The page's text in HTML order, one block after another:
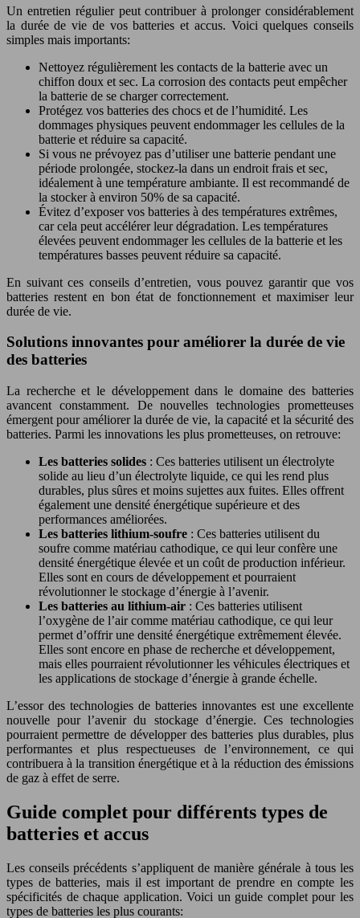
Un entretien régulier peut contribuer à prolonger considérablement
la durée de vie de vos batteries et accus. Voici quelques conseils
simples mais importants:
Nettoyez régulièrement les contacts de la batterie avec un
chiffon doux et sec. La corrosion des contacts peut empêcher
la batterie de se charger correctement.
Protégez vos batteries des chocs et de l’humidité. Les
dommages physiques peuvent endommager les cellules de la
batterie et réduire sa capacité.
Si vous ne prévoyez pas d’utiliser une batterie pendant une
période prolongée, stockez-la dans un endroit frais et sec,
idéalement à une température ambiante. Il est recommandé de
la stocker à environ 50% de sa capacité.
Évitez d’exposer vos batteries à des températures extrêmes,
car cela peut accélérer leur dégradation. Les températures
élevées peuvent endommager les cellules de la batterie et les
températures basses peuvent réduire sa capacité.
En suivant ces conseils d’entretien, vous pouvez garantir que vos
batteries restent en bon état de fonctionnement et maximiser leur
durée de vie.
Solutions innovantes pour améliorer la durée de vie
des batteries
La recherche et le développement dans le domaine des batteries
avancent constamment. De nouvelles technologies prometteuses
émergent pour améliorer la durée de vie, la capacité et la sécurité des
batteries. Parmi les innovations les plus prometteuses, on retrouve:
Les batteries solides : Ces batteries utilisent un électrolyte
solide au lieu d’un électrolyte liquide, ce qui les rend plus
durables, plus sûres et moins sujettes aux fuites. Elles offrent
également une densité énergétique supérieure et des
performances améliorées.
Les batteries lithium-soufre : Ces batteries utilisent du
soufre comme matériau cathodique, ce qui leur confère une
densité énergétique élevée et un coût de production inférieur.
Elles sont en cours de développement et pourraient
révolutionner le stockage d’énergie à l’avenir.
Les batteries au lithium-air : Ces batteries utilisent
l’oxygène de l’air comme matériau cathodique, ce qui leur
permet d’offrir une densité énergétique extrêmement élevée.
Elles sont encore en phase de recherche et développement,
mais elles pourraient révolutionner les véhicules électriques et
les applications de stockage d’énergie à grande échelle.
L’essor des technologies de batteries innovantes est une excellente
nouvelle pour l’avenir du stockage d’énergie. Ces technologies
pourraient permettre de développer des batteries plus durables, plus
performantes et plus respectueuses de l’environnement, ce qui
contribuera à la transition énergétique et à la réduction des émissions
de gaz à effet de serre.
Guide complet pour différents types de
batteries et accus
Les conseils précédents s’appliquent de manière générale à tous les
types de batteries, mais il est important de prendre en compte les
spécificités de chaque application. Voici un guide complet pour les
types de batteries les plus courants: